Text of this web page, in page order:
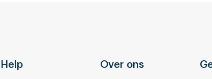
Help Over ons